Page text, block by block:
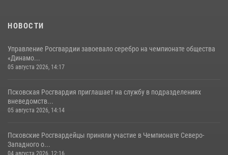
22 июля 2026, 10:19
НОВОСТИ
Управление Росгвардии завоевало серебро на чемпионате общества
«Динамо...
05 августа 2026, 14:17
Псковская Росгвардия приглашает на службу в подразделениях
вневедомств...
05 августа 2026, 14:14
Псковские Росгвардейцы приняли участие в Чемпионате Северо-
Западного о...